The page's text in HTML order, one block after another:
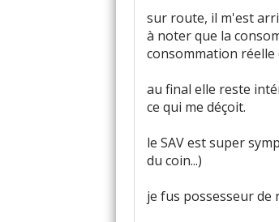
sur route, il m'est
à noter que la
consommation réelle
au final elle reste
ce qui me déçoit.
le SAV est super
du coin...)
je fus possesseur